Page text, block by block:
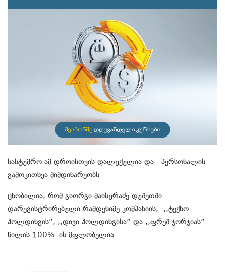
სასტუმრო ამ დროისთვის დალუქულია და პერსონალის
გამოკითხვა მიმდინარეობს.
ცნობილია, რომ გიორგი მაისურაძე დუშეთში
დარეგისტრირებული რამდენიმე კომპანიის, ,,ტექნო
ჰოლდინგის”, ,,დიჯი ჰოლდინგისა” და ,,ფრეშ ჯორჯიას”
წილის 100%- ის მფლობელია.